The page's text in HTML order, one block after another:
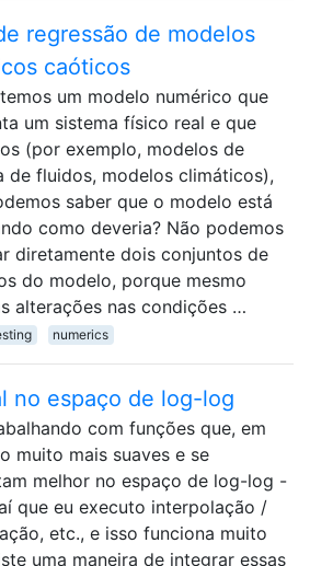
regressão de modelos
caóticos
um modelo numérico que
um sistema físico real e que
(por exemplo, modelos de
de fluidos, modelos climáticos),
saber que o modelo está
como deveria? Não podemos
diretamente dois conjuntos de
do modelo, porque mesmo
alterações nas condições …
numerics
no espaço de log-log
com funções que, em
muito mais suaves e se
melhor no espaço de log-log -
que eu executo interpolação /
etc., e isso funciona muito
uma maneira de integrar essas